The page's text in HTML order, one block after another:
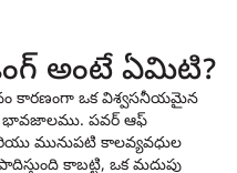
అంటే ఏమిటి?
కారణంగా ఒక విశ్వసనీయమైన
భావజాలము. పవర్ ఆఫ్
మునుపటి కాలవ్యవధుల
కాబట్టి, ఒక మదుపు